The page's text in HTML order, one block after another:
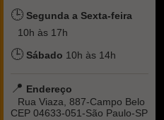
🕒 Segunda a Sexta-feira
10h às 17h
🕒 Sábado 10h às 14h
📍 Endereço
Rua Viaza, 887-Campo Belo
CEP 04633-051-São Paulo-SP